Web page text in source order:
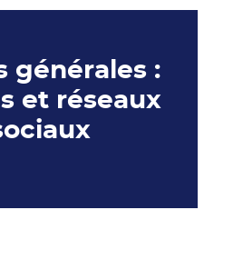
générales :
et réseaux